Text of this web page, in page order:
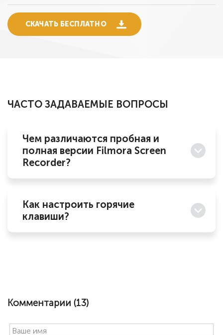
СКАЧАТЬ БЕСПЛАТНО
ЧАСТО ЗАДАВАЕМЫЕ ВОПРОСЫ
Чем различаются пробная и
полная версии Filmora Screen
Recorder?
Как настроить горячие
клавиши?
Комментарии (13)